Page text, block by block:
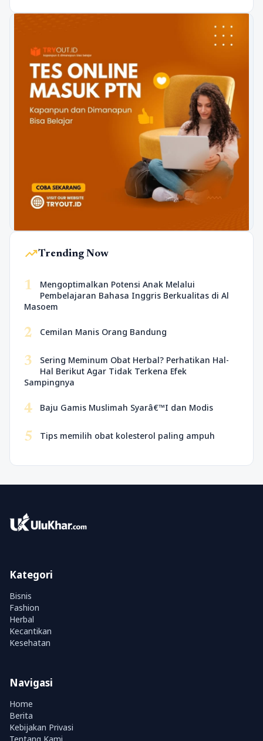
trending_upTrending Now
1
Mengoptimalkan Potensi Anak Melalui
Pembelajaran Bahasa Inggris Berkualitas di Al
Masoem
2 Cemilan Manis Orang Bandung
3
Sering Meminum Obat Herbal? Perhatikan Hal-
Hal Berikut Agar Tidak Terkena Efek
Sampingnya
4 Baju Gamis Muslimah Syarâ€™I dan Modis
5 Tips memilih obat kolesterol paling ampuh
Kategori
Bisnis
Fashion
Herbal
Kecantikan
Kesehatan
Navigasi
Home
Berita
Kebijakan Privasi